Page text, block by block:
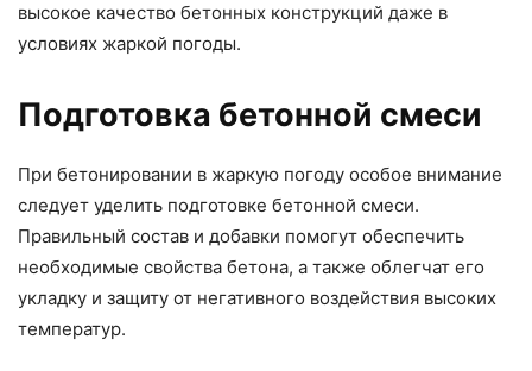
высокое качество бетонных конструкций даже в
условиях жаркой погоды.
Подготовка бетонной смеси
При бетонировании в жаркую погоду особое внимание
следует уделить подготовке бетонной смеси.
Правильный состав и добавки помогут обеспечить
необходимые свойства бетона, а также облегчат его
укладку и защиту от негативного воздействия высоких
температур.